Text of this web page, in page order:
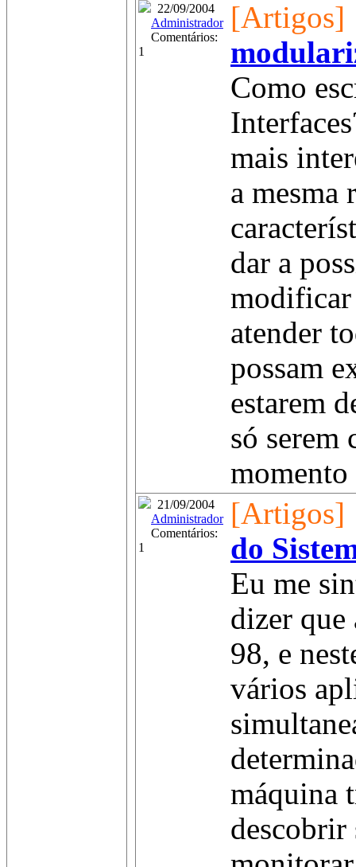
22/09/2004
Administrador
Comentários:
1
[Artigos]
Como
mais
a mesma
dar a
modificar
atender
possam
estarem
só serem
momento
21/09/2004
Administrador
Comentários:
1
[Artigos]
do
Eu me
dizer
98, e
vários
máquina
descobrir